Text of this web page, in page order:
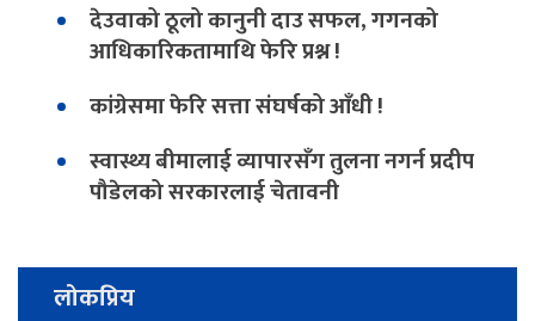
देउवाको ठूलो कानुनी दाउ सफल, गगनको
आधिकारिकतामाथि फेरि प्रश्न !
कांग्रेसमा फेरि सत्ता संघर्षको आँधी !
स्वास्थ्य बीमालाई व्यापारसँग तुलना नगर्न प्रदीप
पौडेलको सरकारलाई चेतावनी
लोकप्रिय